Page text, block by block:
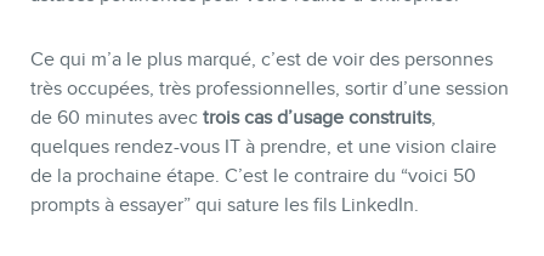
Ce qui m’a le plus marqué, c’est de voir des personnes
très occupées, très professionnelles, sortir d’une session
de 60 minutes avec trois cas d’usage construits,
quelques rendez-vous IT à prendre, et une vision claire
de la prochaine étape. C’est le contraire du “voici 50
prompts à essayer” qui sature les fils LinkedIn.